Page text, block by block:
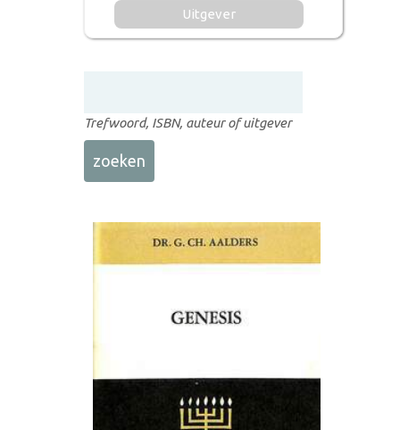
Uitgever
Trefwoord, ISBN, auteur of uitgever